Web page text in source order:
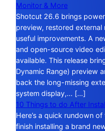
Monitor & More
Shotcut 26.6 brings
preview, restored
useful improvements. A
and open-source video
available. This release
Dynamic Range) preview
back the long-missing
system display,… […]
10 Things to do After
Here’s a quick rundown
finish installing a brand